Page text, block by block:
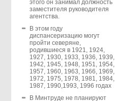
этого он занимал должность
заместителя руководителя
агентства.
В этом году
диспансеризацию могут
пройти северяне,
родившиеся в 1921, 1924,
1927, 1930, 1933, 1936, 1939,
1942, 1945, 1948, 1951, 1954,
1957, 1960, 1963, 1966, 1969,
1972, 1975, 1978, 1981, 1984,
1987, 1990,1993, 1996 годах
В Минтруде не планируют